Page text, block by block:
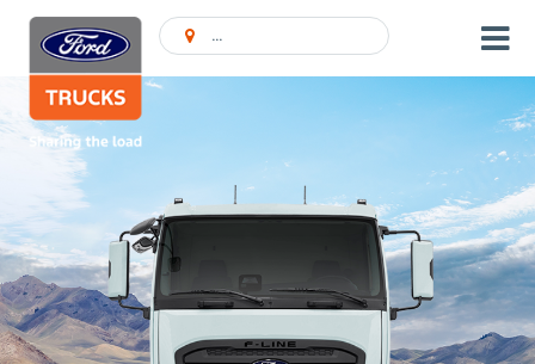
Encontrar concessionário